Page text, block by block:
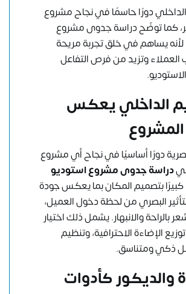
دورًا حاسمًا في نجاح مشروع
كما توضّح دراسة جدوى مشروع
لأنه يساهم في خلق تجربة مريحة
العملاء وتزيد من فرص التفاعل
الداخلي يعكس
المشروع
دورًا أساسيًا في نجاح أي مشروع
دراسة جدوى مشروع استوديو
كبيرًا بتصميم المكان بما يعكس جودة
البصري من لحظة دخول العميل،
بالراحة والانبهار. يشمل ذلك اختيار
توزيع الإضاءة الاحترافية، وتنظيم
ذكي ومتناسق.
والديكور كأدوات